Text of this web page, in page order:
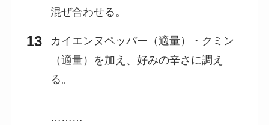
混ぜ合わせる。
カイエンヌペッパー（適量）・クミン
（適量）を加え、好みの辛さに調え
る。
………